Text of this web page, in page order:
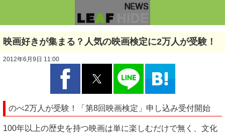
映画好きが集まる？人気の映画検定に2万人が受験！
2012年6月9日 11:00
のべ2万人が受験！「第8回映画検定」申し込み受付開始
100年以上の歴史を持つ映画は単に楽しむだけで無く、文化